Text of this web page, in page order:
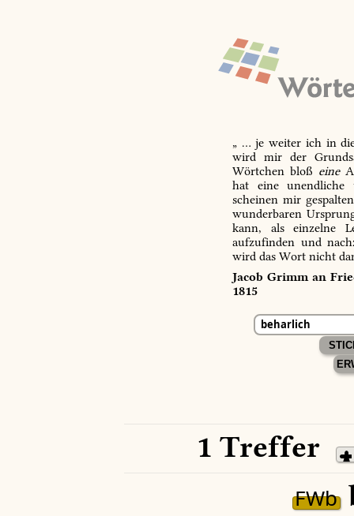
„ … je weiter ich in
wird mir der
Wörtchen bloß eine
hat eine unendliche
scheinen mir
wunderbaren
kann, als einzelne
aufzufinden und
wird das Wort nicht
Jacob Grimm an
1815
1 Treffer
FWb